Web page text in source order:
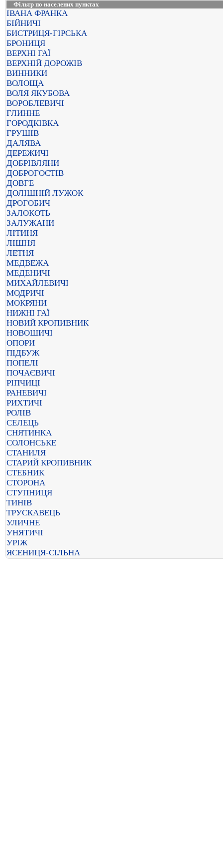
Фільтр по населених пунктах
ІВАНА ФРАНКА
БІЙНИЧІ
БИСТРИЦЯ-ГІРСЬКА
БРОНИЦЯ
ВЕРХНІ ГАЇ
ВЕРХНІЙ ДОРОЖІВ
ВИННИКИ
ВОЛОЩА
ВОЛЯ ЯКУБОВА
ВОРОБЛЕВИЧІ
ГЛИННЕ
ГОРОДКІВКА
ГРУШІВ
ДАЛЯВА
ДЕРЕЖИЧІ
ДОБРІВЛЯНИ
ДОБРОГОСТІВ
ДОВГЕ
ДОЛІШНІЙ ЛУЖОК
ДРОГОБИЧ
ЗАЛОКОТЬ
ЗАЛУЖАНИ
ЛІТИНЯ
ЛІШНЯ
ЛЕТНЯ
МЕДВЕЖА
МЕДЕНИЧІ
МИХАЙЛЕВИЧІ
МОДРИЧІ
МОКРЯНИ
НИЖНІ ГАЇ
НОВИЙ КРОПИВНИК
НОВОШИЧІ
ОПОРИ
ПІДБУЖ
ПОПЕЛІ
ПОЧАЄВИЧІ
РІПЧИЦІ
РАНЕВИЧІ
РИХТИЧІ
РОЛІВ
СЕЛЕЦЬ
СНЯТИНКА
СОЛОНСЬКЕ
СТАНИЛЯ
СТАРИЙ КРОПИВНИК
СТЕБНИК
СТОРОНА
СТУПНИЦЯ
ТИНІВ
ТРУСКАВЕЦЬ
УЛИЧНЕ
УНЯТИЧІ
УРІЖ
ЯСЕНИЦЯ-СІЛЬНА